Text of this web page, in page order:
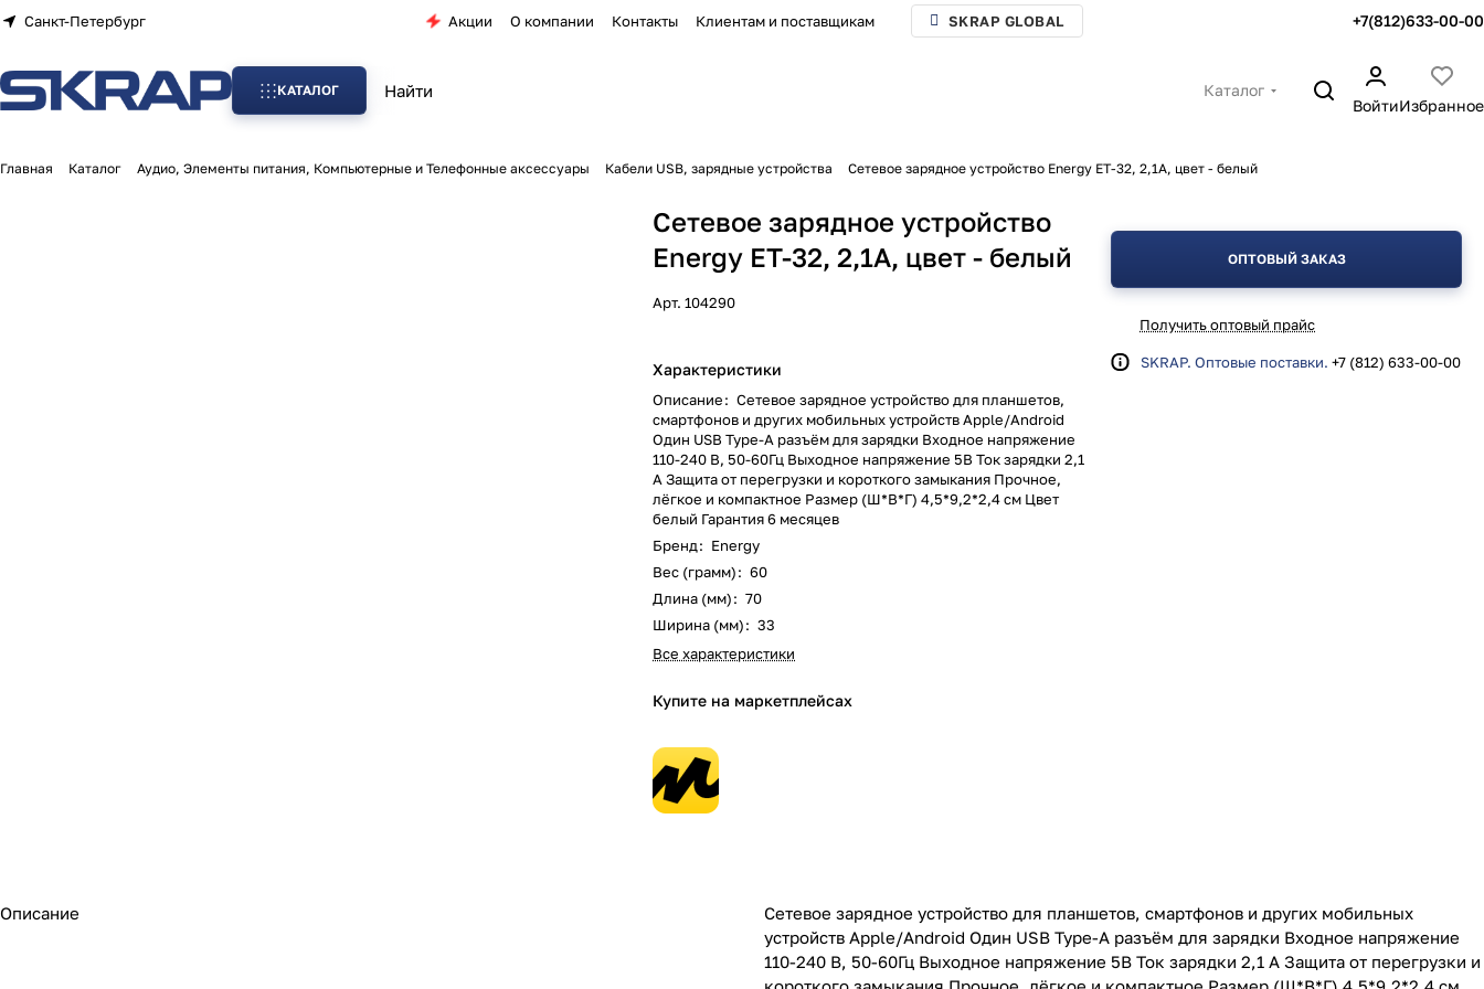
Санкт-Петербург Акции О компании Контакты Клиентам и поставщикам SKRAP GLOBAL +7(812)633-00-00
КАТАЛОГ
Каталог
ВойтиИзбранное
Главная Каталог Аудио, Элементы питания, Компьютерные и Телефонные аксессуары Кабели USB, зарядные устройства Сетевое зарядное устройство Energy ET-32, 2,1А, цвет - белый
Сетевое зарядное устройство
Energy ET-32, 2,1А, цвет - белый
Арт.104290
Характеристики
Описание: Сетевое зарядное устройство для планшетов,
смартфонов и других мобильных устройств Apple/Android
Один USB Type-A разъём для зарядки Входное напряжение
110-240 В, 50-60Гц Выходное напряжение 5В Ток зарядки 2,1
А Защита от перегрузки и короткого замыкания Прочное,
лёгкое и компактное Размер (Ш*В*Г) 4,5*9,2*2,4 см Цвет
белый Гарантия 6 месяцев
Бренд: Energy
Вес (грамм): 60
Длина (мм): 70
Ширина (мм): 33
Все характеристики
Купите на маркетплейсах
ОПТОВЫЙ ЗАКАЗ
Получить оптовый прайс
SKRAP. Оптовые поставки. +7 (812) 633-00-00
Описание
Сетевое зарядное устройство для планшетов, смартфонов и других мобильных
устройств Apple/Android Один USB Type-A разъём для зарядки Входное напряжение
110-240 В, 50-60Гц Выходное напряжение 5В Ток зарядки 2,1 А Защита от перегрузки и